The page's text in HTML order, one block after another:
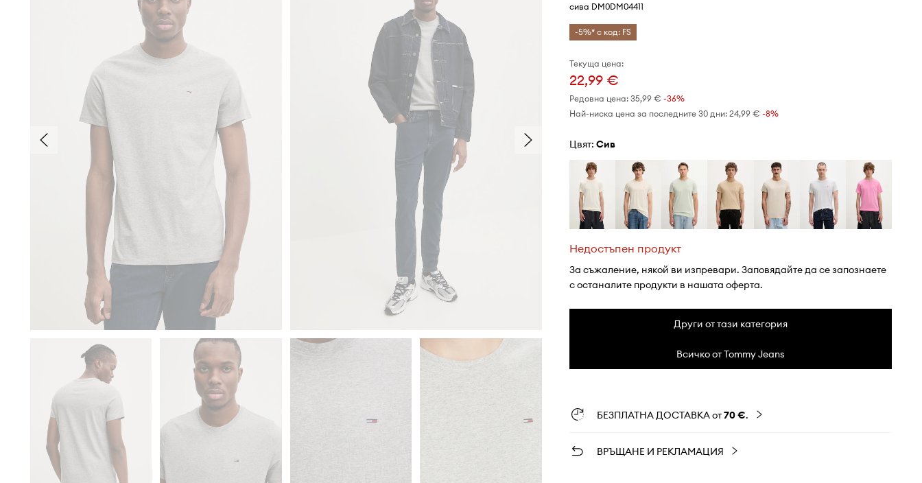
сива DM0DM04411
-5%* с код: FS
Текуща цена:
22,99 €
Редовна цена: 35,99 € -36%
Най-ниска цена за последните 30 дни: 24,99 € -8%
Цвят: сив
Недостъпен продукт
За съжаление, някой ви изпревари. Заповядайте да се запознаете
с останалите продукти в нашата оферта.
Други от тази категория
Всичко от Tommy Jeans
БЕЗПЛАТНА ДОСТАВКА от70 €.
ВРЪЩАНЕ И РЕКЛАМАЦИЯ